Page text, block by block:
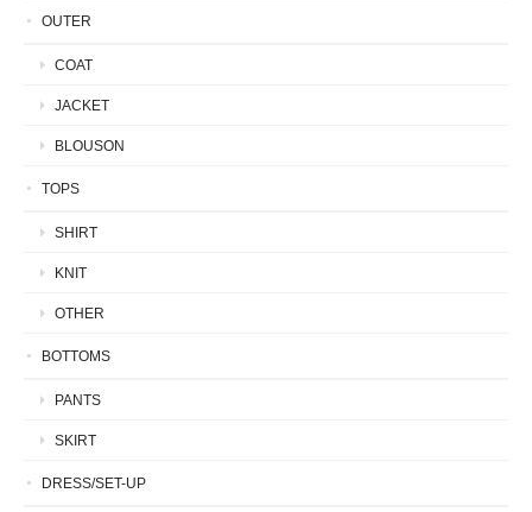
OUTER
COAT
JACKET
BLOUSON
TOPS
SHIRT
KNIT
OTHER
BOTTOMS
PANTS
SKIRT
DRESS/SET-UP